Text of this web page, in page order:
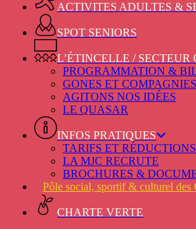
ACTIVITES ADULTES &
SPOT SENIORS
L’ÉTINCELLE / SECTEUR
PROGRAMMATION &
GONES ET COMPAGNIES
AGITONS NOS IDÉES
LE QUASAR
INFOS PRATIQUES
TARIFS ET RÉDUCTIONS
LA MJC RECRUTE
BROCHURES &
Pôle social, sportif & culturel des
CHARTE VERTE